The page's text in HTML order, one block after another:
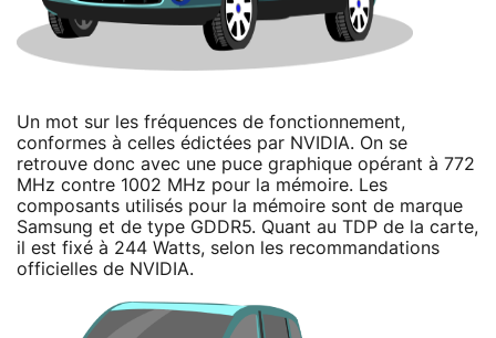
Un mot sur les fréquences de fonctionnement,
conformes à celles édictées par NVIDIA. On se
retrouve donc avec une puce graphique opérant à 772
MHz contre 1002 MHz pour la mémoire. Les
composants utilisés pour la mémoire sont de marque
Samsung et de type GDDR5. Quant au TDP de la carte,
il est fixé à 244 Watts, selon les recommandations
officielles de NVIDIA.